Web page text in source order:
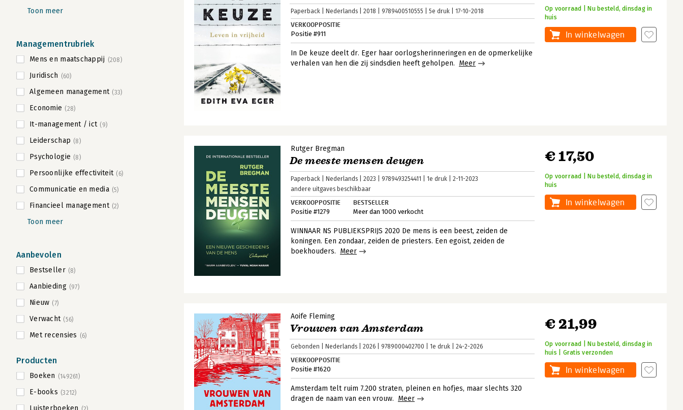
Toon meer
Managementrubriek
Mens en maatschappij (208)
Juridisch (60)
Algemeen management (33)
Economie (28)
It-management / ict (9)
Leiderschap (8)
Psychologie (8)
Persoonlijke effectiviteit (6)
Communicatie en media (5)
Financieel management (2)
Toon meer
Aanbevolen
Bestseller (8)
Aanbieding (97)
Nieuw (7)
Verwacht (56)
Met recensies (6)
Producten
Boeken (149261)
E-books (3212)
Luisterboeken
Paperback Nederlands 2018 9789400510555 5e druk 17-10-2018
VERKOOPPOSITIE
Positie #911
In De keuze deelt dr. Eger haar oorlogsherinneringen en de opmerkelijke
verhalen van hen die zij sindsdien heeft geholpen. Meer
Op voorraad | Nu besteld, dinsdag in
huis
In winkelwagen
Rutger Bregman
De meeste mensen deugen
Paperback Nederlands 2023 9789493254411 1e druk
2-11-2023
andere uitgaves beschikbaar
VERKOOPPOSITIE
Positie #1279
BESTSELLER
Meer dan 1000 verkocht
WINNAAR NS PUBLIEKSPRIJS 2020 De mens is een beest, zeiden de
koningen. Een zondaar, zeiden de priesters. Een egoïst, zeiden de
boekhouders. Meer
€ 17,50
Op voorraad | Nu besteld, dinsdag in
huis
In winkelwagen
Aoife Fleming
Vrouwen van Amsterdam
Gebonden Nederlands 2026 9789000402700 1e druk 24-2-2026
VERKOOPPOSITIE
Positie #1620
Amsterdam telt ruim 7.200 straten, pleinen en hofjes, maar slechts 320
dragen de naam van een vrouw. Meer
€ 21,99
Op voorraad | Nu besteld, dinsdag in
huis | Gratis verzonden
In winkelwagen